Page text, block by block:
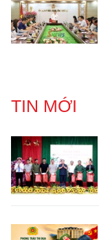
TIN MỚI